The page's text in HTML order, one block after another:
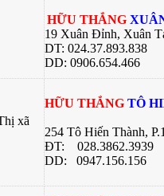
về 2 dòng
bạn có sự
bếp của gia
HỮU THẮNG
19 Xuân Đỉnh, Xuân
DT: 024.37.893.838
DD: 0906.654.466
xã
HỮU THẮNG TÔ
254 Tô Hiến Thành,
ĐT:
028.3862.3939
DD: 0947.156.156